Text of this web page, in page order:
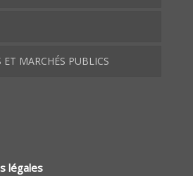
ET MARCHÉS PUBLICS
légales